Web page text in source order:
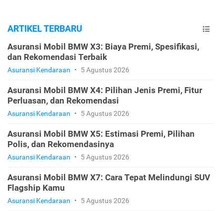
ARTIKEL TERBARU
Asuransi Mobil BMW X3: Biaya Premi, Spesifikasi,
dan Rekomendasi Terbaik
Asuransi Kendaraan • 5 Agustus 2026
Asuransi Mobil BMW X4: Pilihan Jenis Premi, Fitur
Perluasan, dan Rekomendasi
Asuransi Kendaraan • 5 Agustus 2026
Asuransi Mobil BMW X5: Estimasi Premi, Pilihan
Polis, dan Rekomendasinya
Asuransi Kendaraan • 5 Agustus 2026
Asuransi Mobil BMW X7: Cara Tepat Melindungi SUV
Flagship Kamu
Asuransi Kendaraan • 5 Agustus 2026